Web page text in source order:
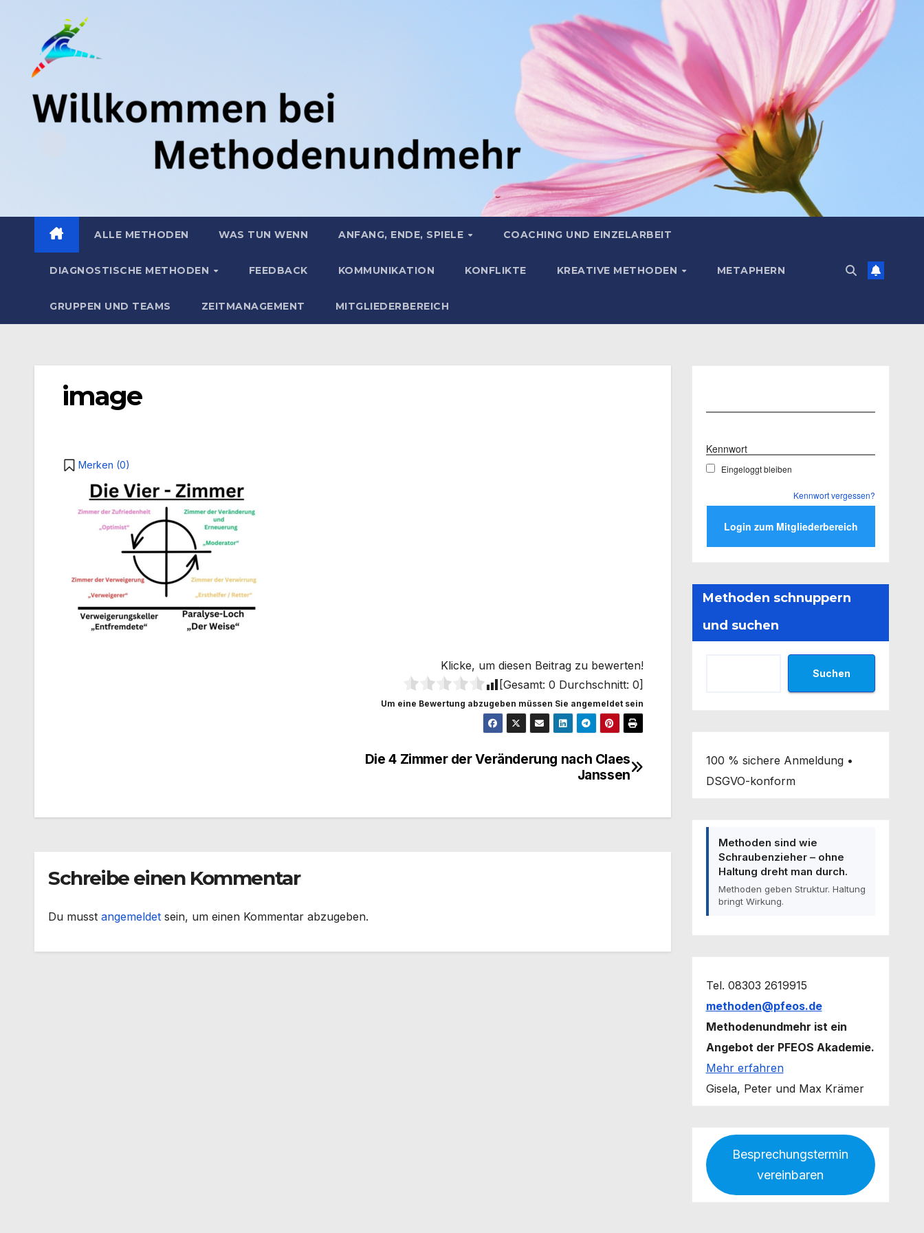
springen.
ALLE METHODEN WAS TUN WENN ANFANG, ENDE, SPIELE COACHING UND EINZELARBEIT
DIAGNOSTISCHE METHODEN FEEDBACK KOMMUNIKATION KONFLIKTE KREATIVE METHODEN METAPHERN
GRUPPEN UND TEAMS ZEITMANAGEMENT MITGLIEDERBEREICH
image
Merken (0)
Klicke, um diesen Beitrag zu bewerten!
[Gesamt: 0 Durchschnitt: 0]
Um eine Bewertung abzugeben müssen Sie angemeldet sein
Die 4 Zimmer der Veränderung nach Claes
Janssen
Schreibe einen Kommentar
Du musst angemeldet sein, um einen Kommentar abzugeben.
Kennwort
Eingeloggt bleiben
Kennwort vergessen?
Methoden schnuppern
und suchen
Suchen
100 % sichere Anmeldung •
DSGVO-konform
Methoden sind wie
Schraubenzieher – ohne
Haltung dreht man durch.
Methoden geben Struktur. Haltung
bringt Wirkung.
Tel. 08303 2619915
methoden@pfeos.de
Methodenundmehr ist ein
Angebot der PFEOS Akademie.
Mehr erfahren
Gisela, Peter und Max Krämer
Besprechungstermin
vereinbaren